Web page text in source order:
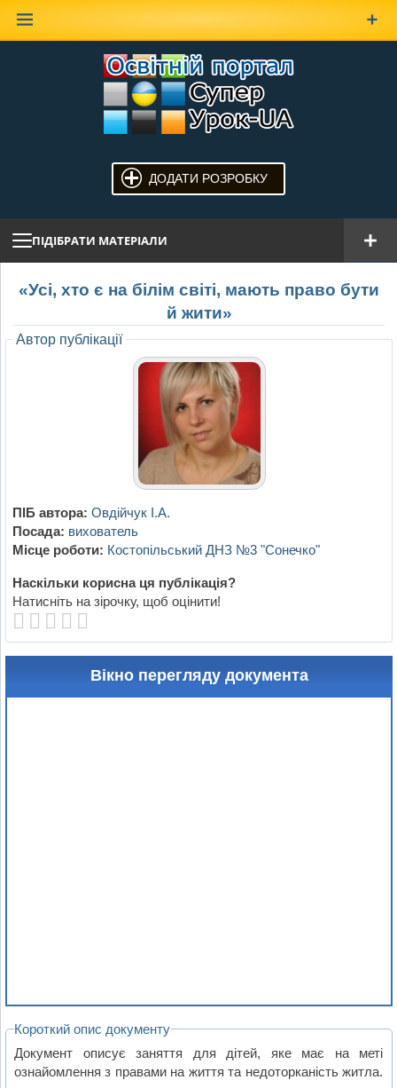
ДОДАТИ РОЗРОБКУ
ПІДІБРАТИ МАТЕРІАЛИ
«Усі, хто є на білім світі, мають право бути
й жити»
Автор публікації
ПІБ автора: Овдійчук І.А.
Посада: вихователь
Місце роботи: Костопільський ДНЗ №3 "Сонечко"
Наскільки корисна ця публікація?
Натисніть на зірочку, щоб оцінити!
Вікно перегляду документа
Короткий опис документу
Документ описує заняття для дітей, яке має на меті
ознайомлення з правами на життя та недоторканість житла.